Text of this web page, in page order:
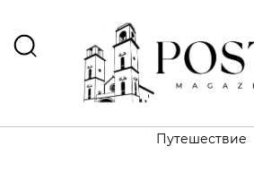
Путешествие